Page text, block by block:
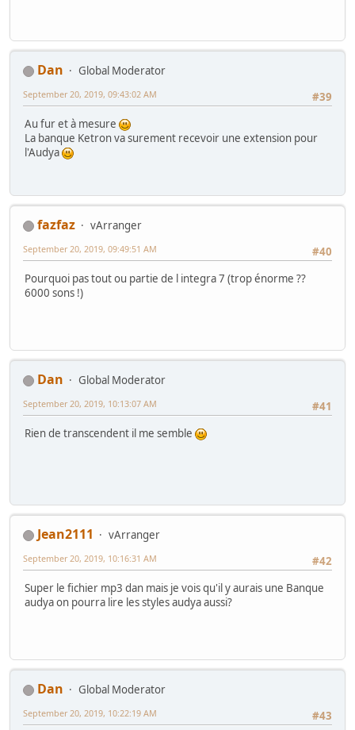
Dan
Global Moderator
#39
September 20, 2019, 09:43:02 AM
Au fur et à mesure
La banque Ketron va surement recevoir une extension pour
l'Audya
fazfaz
vArranger
#40
September 20, 2019, 09:49:51 AM
Pourquoi pas tout ou partie de l integra 7 (trop énorme ??
6000 sons !)
Dan
Global Moderator
#41
September 20, 2019, 10:13:07 AM
Rien de transcendent il me semble
Jean2111
vArranger
#42
September 20, 2019, 10:16:31 AM
Super le fichier mp3 dan mais je vois qu'il y aurais une Banque
audya on pourra lire les styles audya aussi?
Dan
Global Moderator
#43
September 20, 2019, 10:22:19 AM